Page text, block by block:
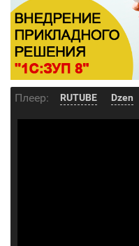
Плеер: RUTUBE Dzen